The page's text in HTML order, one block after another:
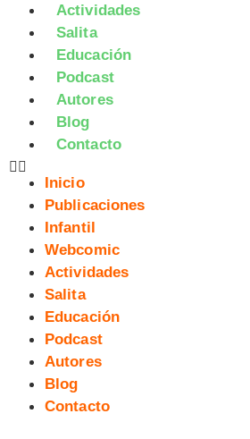
Actividades
Salita
Educación
Podcast
Autores
Blog
Contacto
Inicio
Publicaciones
Infantil
Webcomic
Actividades
Salita
Educación
Podcast
Autores
Blog
Contacto